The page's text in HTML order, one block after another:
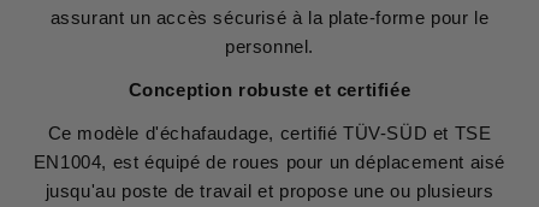
assurant un accès sécurisé à la plate-forme pour le
personnel.
Conception robuste et certifiée
Ce modèle d'échafaudage, certifié TÜV-SÜD et TSE
EN1004, est équipé de roues pour un déplacement aisé
jusqu'au poste de travail et propose une ou plusieurs